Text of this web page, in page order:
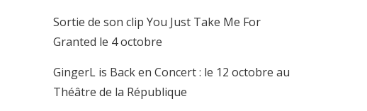
Sortie de son clip You Just Take Me For
Granted le 4 octobre
GingerL is Back en Concert : le 12 octobre au
Théâtre de la République